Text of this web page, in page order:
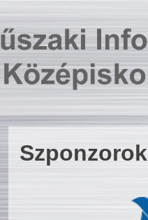
Szponzorok